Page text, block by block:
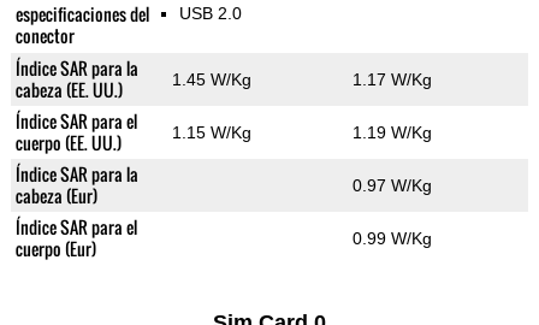
especificaciones del
conector
USB 2.0
Índice SAR para la
cabeza (EE. UU.)
1.45 W/Kg 1.17 W/Kg
Índice SAR para el
cuerpo (EE. UU.)
1.15 W/Kg 1.19 W/Kg
Índice SAR para la
cabeza (Eur)
0.97 W/Kg
Índice SAR para el
cuerpo (Eur)
0.99 W/Kg